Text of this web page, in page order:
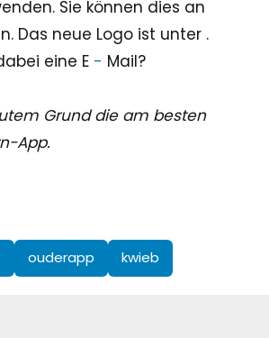
Sie können dies an
Das neue Logo ist unter .
eine E - Mail?
Grund die am besten
App.
ouderapp kwieb